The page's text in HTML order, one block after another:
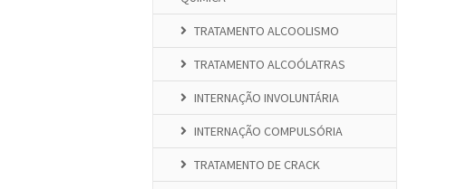
TRATAMENTO ALCOOLISMO
TRATAMENTO ALCOÓLATRAS
INTERNAÇÃO INVOLUNTÁRIA
INTERNAÇÃO COMPULSÓRIA
TRATAMENTO DE CRACK